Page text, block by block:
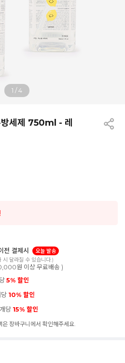
1 /4
세제 750ml - 레
전 결제시
오늘 발송
시 달라질 수 있습니다.)
원 이상 무료배송 )
5% 할인
당 10% 할인
당 15% 할인
은 장바구니에서 확인해주세요.